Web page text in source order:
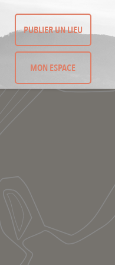
PUBLIER UN LIEU
MON ESPACE